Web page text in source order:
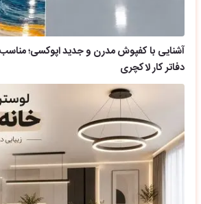
آشنایی با کفپوش مدرن و جدید اپوکسی؛
دفاتر کار لاکچری